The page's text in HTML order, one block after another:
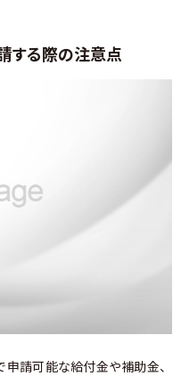
する際の注意点
請可能な給付金や補助金、